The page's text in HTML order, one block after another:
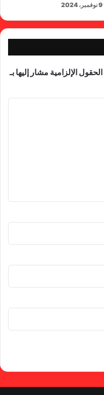
9 نوفمبر، 2024
الحقول الإلزامية مشار إليها بـ